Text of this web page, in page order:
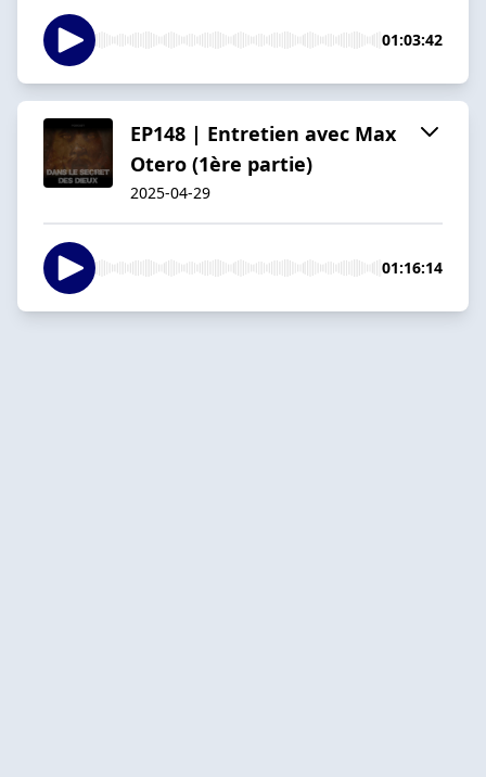
01:03:42
EP148 | Entretien avec Max
Otero (1ère partie)
2025-04-29
01:16:14